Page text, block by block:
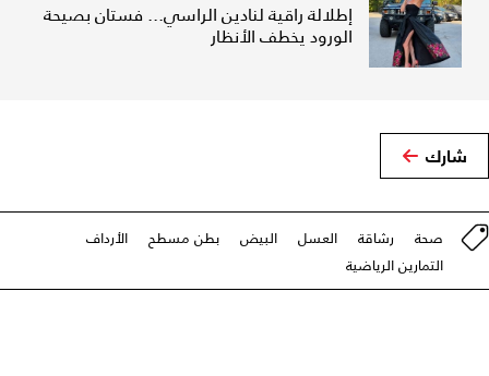
إطلالة راقية لنادين الراسي... فستان بصيحة
الورود يخطف الأنظار
شارك
صحة رشاقة العسل البيض بطن مسطح
الأرداف
التمارين الرياضية